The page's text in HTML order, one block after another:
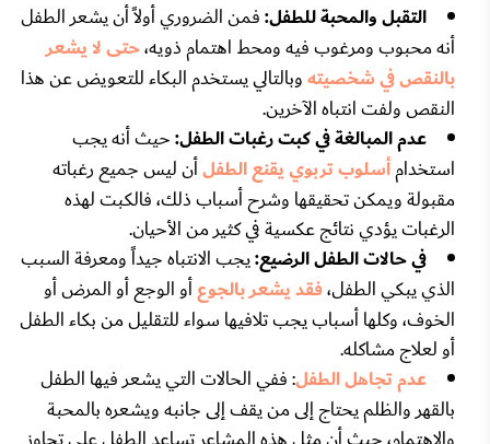
التقبل والمحبة للطفل:فمن الضروري أولاً أن يشعر الطفل
أنه محبوب ومرغوب فيه ومحط اهتمام ذويه،حتى لا يشعر
بالنقص في شخصيتهوبالتالي يستخدم البكاء للتعويض عن هذا
النقص ولفت انتباه الآخرين.
عدم المبالغة في كبت رغبات الطفل:حيث أنه يجب
استخدامأسلوب تربوي يقنع الطفلأن ليس جميع رغباته
مقبولة ويمكن تحقيقها وشرح أسباب ذلك، فالكبت لهذه
الرغبات يؤدي نتائج عكسية في كثير من الأحيان.
في حالات الطفل الرضيع:يجب الانتباه جيداً ومعرفة السبب
الذي يبكي الطفل،فقد يشعر بالجوعأو الوجع أو المرض أو
الخوف، وكلها أسباب يجب تلافيها سواء للتقليل من بكاء الطفل
أو لعلاج مشاكله.
عدم تجاهل الطفل: ففي الحالات التي يشعر فيها الطفل
بالقهر والظلم يحتاج إلى من يقف إلى جانبه ويشعره بالمحبة